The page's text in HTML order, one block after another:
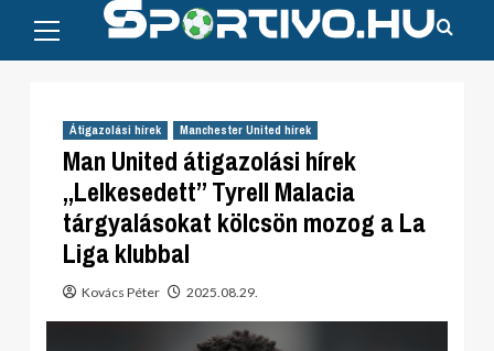
content
Menu
Átigazolási hírek Manchester United hírek
Man United átigazolási hírek
„Lelkesedett” Tyrell Malacia
tárgyalásokat kölcsön mozog a La
Liga klubbal
Kovács Péter 2025.08.29.